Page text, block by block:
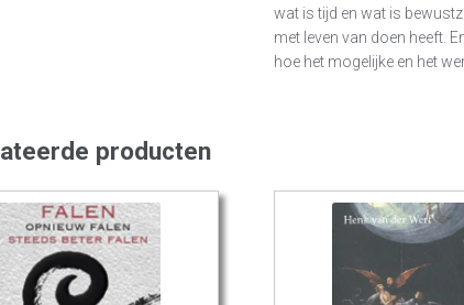
wat is tijd en wat is
met leven van doen heeft.
hoe het mogelijke en het
producten